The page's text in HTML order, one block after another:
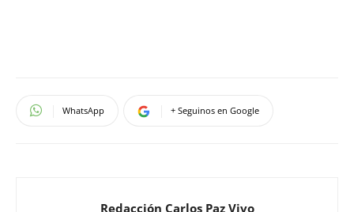
WhatsApp + Seguinos en Google
Redacción Carlos Paz Vivo